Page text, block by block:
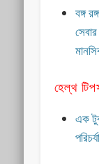
বঙ্গ
হেল্থ
এক